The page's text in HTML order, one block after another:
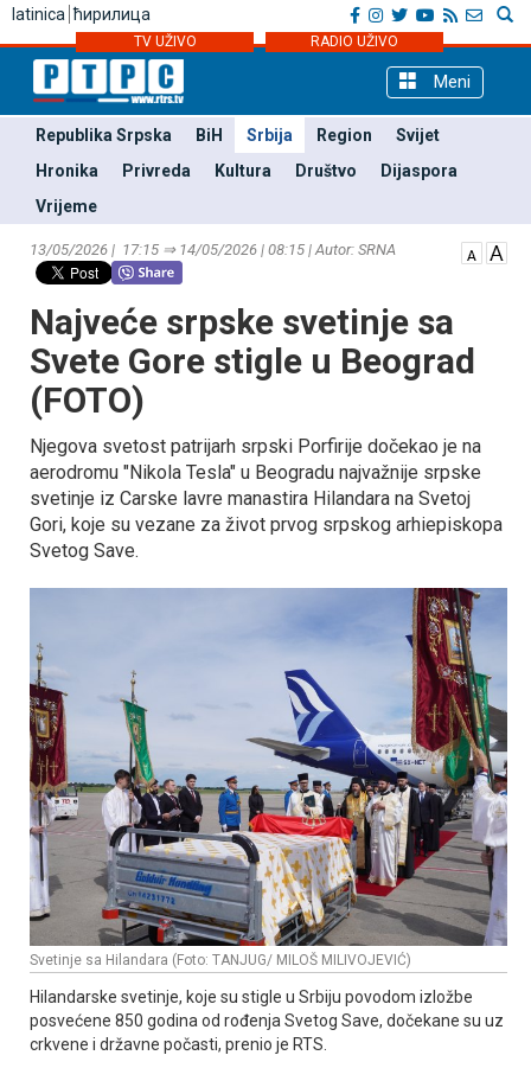
latinica ћирилица
TV UŽIVO RADIO UŽIVO
Meni
Republika Srpska BiH Srbija Region
Svijet
Hronika
Privreda Kultura Društvo
Dijaspora
Vrijeme
13/05/2026 | 17:15 ⇒ 14/05/2026 | 08:15 | Autor: SRNA
Najveće srpske svetinje sa
Svete Gore stigle u Beograd
(FOTO)
Njegova svetost patrijarh srpski Porfirije dočekao je na
aerodromu "Nikola Tesla" u Beogradu najvažnije srpske
svetinje iz Carske lavre manastira Hilandara na Svetoj
Gori, koje su vezane za život prvog srpskog arhiepiskopa
Svetog Save.
Svetinje sa Hilandara (Foto: TANJUG/ MILOŠ MILIVOJEVIĆ)
Hilandarske svetinje, koje su stigle u Srbiju povodom izložbe
posvećene 850 godina od rođenja Svetog Save, dočekane su uz
crkvene i državne počasti, prenio je RTS.